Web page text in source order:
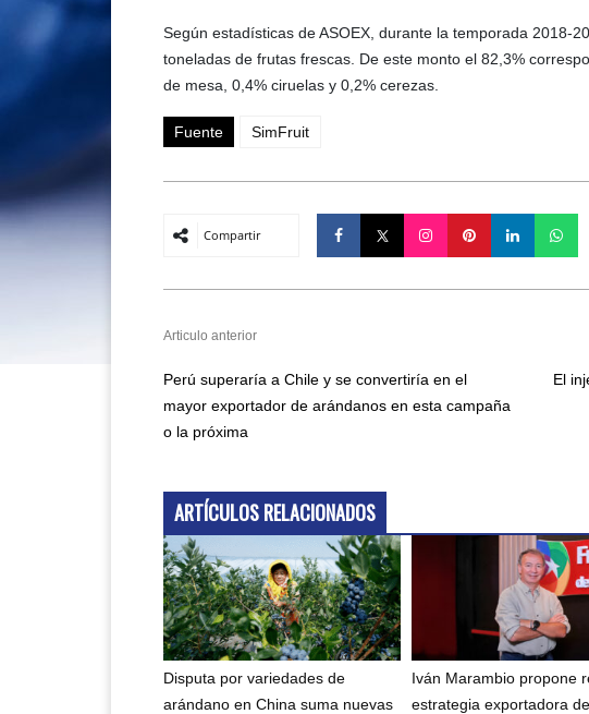
Según estadísticas de ASOEX, durante la temporada 2018-
toneladas de frutas frescas. De este monto el 82,3%
de mesa, 0,4% ciruelas y 0,2% cerezas.
Fuente SimFruit
Compartir
Articulo anterior
Perú superaría a Chile y se convertiría en el
mayor exportador de arándanos en esta campaña
o la próxima
El
ARTÍCULOS RELACIONADOS
Disputa por variedades de
arándano en China suma nuevas
Iván Marambio propone
estrategia exportadora